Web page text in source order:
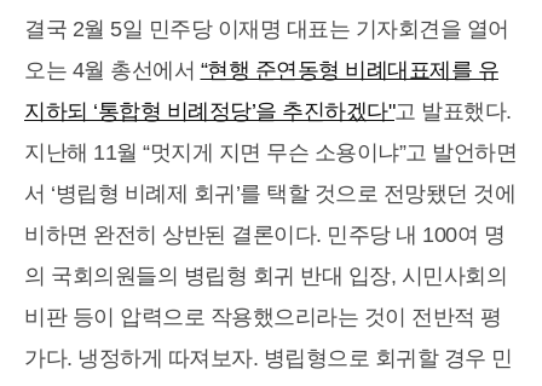
결국 2월 5일 민주당 이재명 대표는 기자회견을 열어
오는 4월 총선에서 “현행 준연동형 비례대표제를 유
지하되 ‘통합형 비례정당’을 추진하겠다"고 발표했다.
지난해 11월 “멋지게 지면 무슨 소용이냐”고 발언하면
서 ‘병립형 비례제 회귀’를 택할 것으로 전망됐던 것에
비하면 완전히 상반된 결론이다. 민주당 내 100여 명
의 국회의원들의 병립형 회귀 반대 입장, 시민사회의
비판 등이 압력으로 작용했으리라는 것이 전반적 평
가다. 냉정하게 따져보자. 병립형으로 회귀할 경우 민